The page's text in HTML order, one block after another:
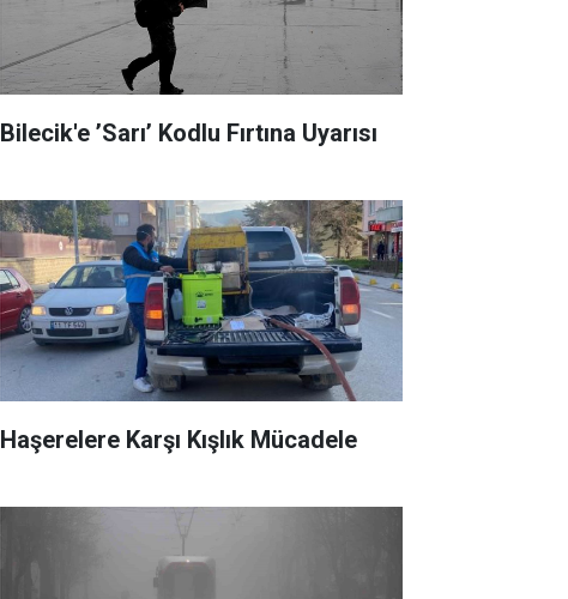
Bilecik'e ’Sarı’ Kodlu Fırtına Uyarısı
Haşerelere Karşı Kışlık Mücadele